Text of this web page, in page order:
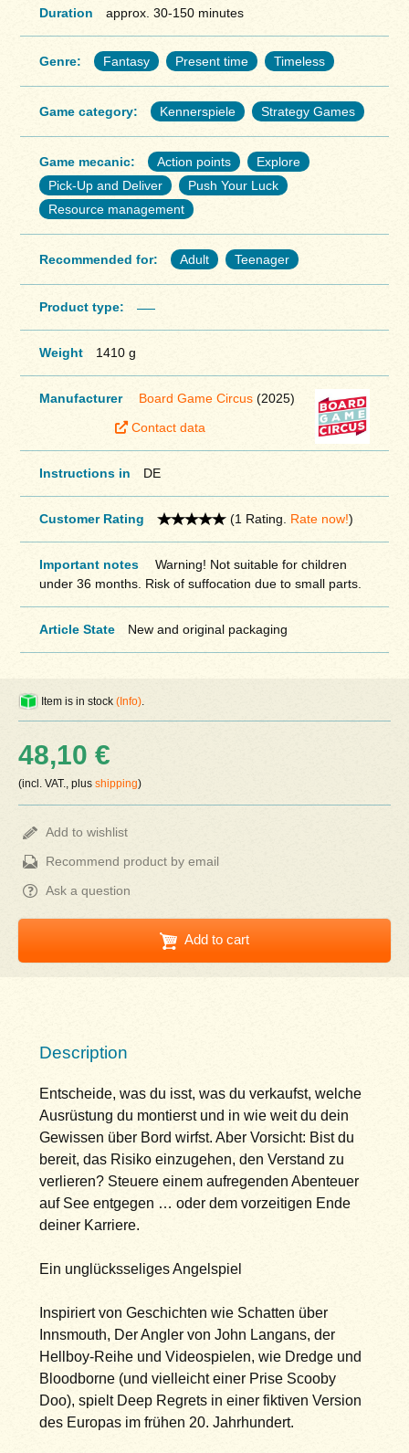
Duration approx. 30-150 minutes
Genre: Fantasy Present time Timeless
Game category: Kennerspiele Strategy Games
Game mecanic: Action points
Explore
Pick-Up and Deliver
Push Your Luck
Resource management
Recommended for: Adult Teenager
Product type:
Weight 1410 g
Manufacturer Board Game Circus(2025)
Contact data
Instructions in DE
Customer Rating (1 Rating. Rate now!)
Important notes
Warning! Not suitable for children
under 36 months. Risk of suffocation due to small parts.
Article State New and original packaging
Item is in stock(Info)
48,10 €
(incl. VAT., plusshipping)
Add to wishlist
Recommend product by email
Ask a question
Add to cart
Description
Entscheide, was du isst, was du verkaufst, welche
Ausrüstung du montierst und in wie weit du dein
Gewissen über Bord wirfst. Aber Vorsicht: Bist du
bereit, das Risiko einzugehen, den Verstand zu
verlieren? Steuere einem aufregenden Abenteuer
auf See entgegen … oder dem vorzeitigen Ende
deiner Karriere.
Ein unglücksseliges Angelspiel
Inspiriert von Geschichten wie Schatten über
Innsmouth, Der Angler von John Langans, der
Hellboy-Reihe und Videospielen, wie Dredge und
Bloodborne (und vielleicht einer Prise Scooby
Doo), spielt Deep Regrets in einer fiktiven Version
des Europas im frühen 20. Jahrhundert.